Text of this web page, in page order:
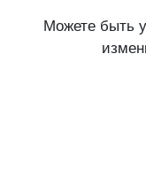
Можете быть